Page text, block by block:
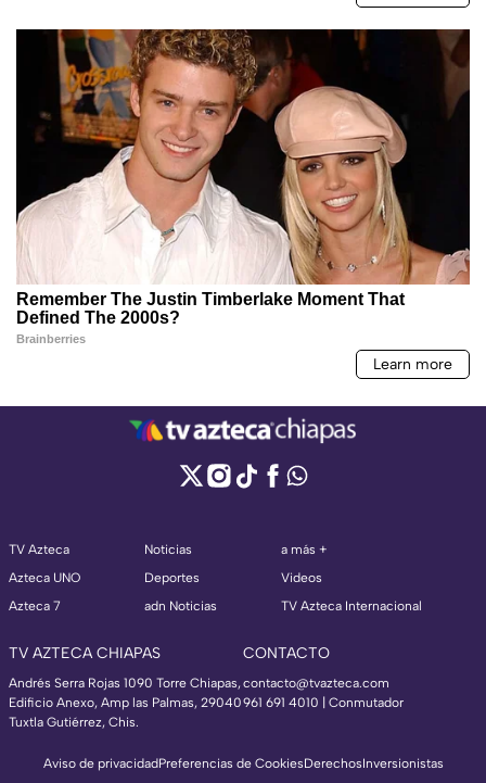
TV Azteca
Azteca UNO
Azteca 7
Noticias
Deportes
adn Noticias
a más +
Videos
TV Azteca Internacional
TV AZTECA CHIAPAS
Andrés Serra Rojas 1090 Torre Chiapas,
Edificio Anexo, Amp las Palmas, 29040
Tuxtla Gutiérrez, Chis.
CONTACTO
contacto@tvazteca.com
961 691 4010 | Conmutador
Aviso de privacidadPreferencias de CookiesDerechosInversionistas